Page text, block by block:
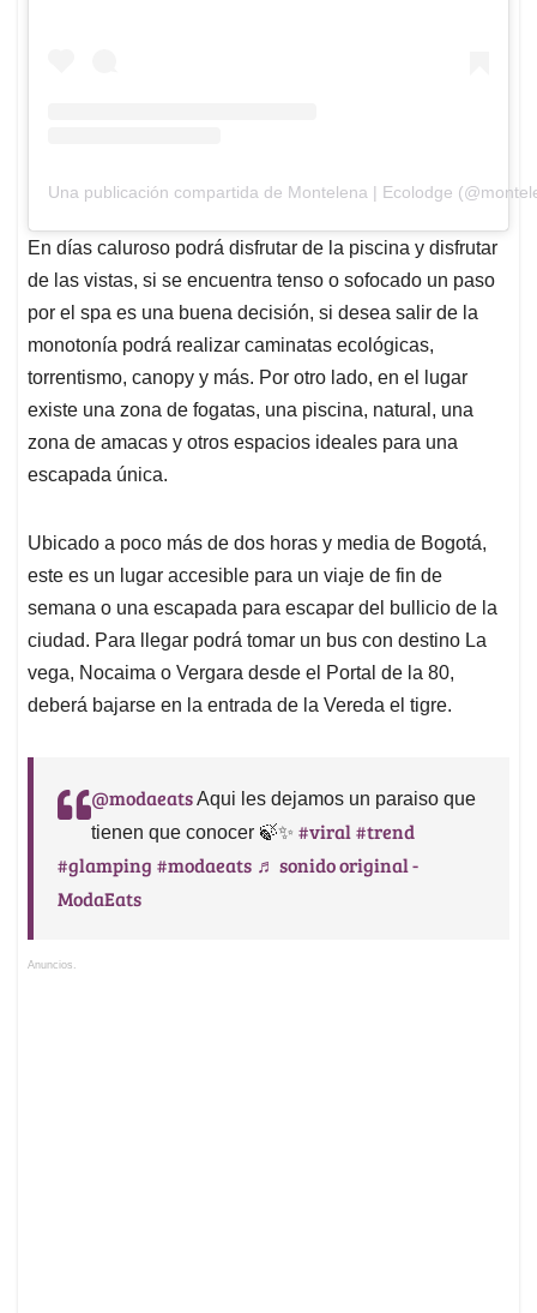
Una publicación compartida de Montelena | Ecolodge
En días caluroso podrá disfrutar de la piscina y disfrutar
de las vistas, si se encuentra tenso o sofocado un paso
por el spa es una buena decisión, si desea salir de la
monotonía podrá realizar caminatas ecológicas,
torrentismo, canopy y más. Por otro lado, en el lugar
existe una zona de fogatas, una piscina, natural, una
zona de amacas y otros espacios ideales para una
escapada única.
Ubicado a poco más de dos horas y media de Bogotá,
este es un lugar accesible para un viaje de fin de
semana o una escapada para escapar del bullicio de la
ciudad. Para llegar podrá tomar un bus con destino La
vega, Nocaima o Vergara desde el Portal de la 80,
deberá bajarse en la entrada de la Vereda el tigre.
@modaeatsAqui les dejamos un paraiso que
tienen que conocer 🍃✨ #viral #trend
#glamping #modaeats ♬ sonido original -
ModaEats
Anuncios.